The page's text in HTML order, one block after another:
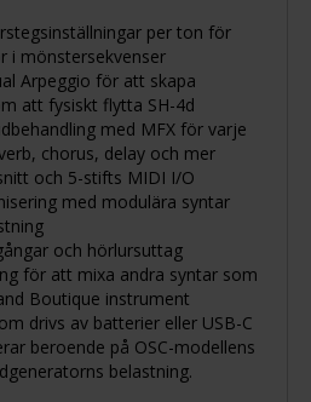
per ton för
i mönstersekvenser
Arpeggio för att skapa
att fysiskt flytta SH-4d
med MFX för varje
chorus, delay och mer
och 5-stifts MIDI I/O
med modulära syntar
och hörlursuttag
för att mixa andra syntar som
Boutique instrument
drivs av batterier eller USB-C
beroende på OSC-modellens
belastning.